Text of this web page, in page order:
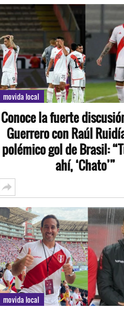
movida local
Conoce la fuerte
Guerrero con Raúl
polémico gol de Brasil:
ahí, ‘Chato’”
movida local